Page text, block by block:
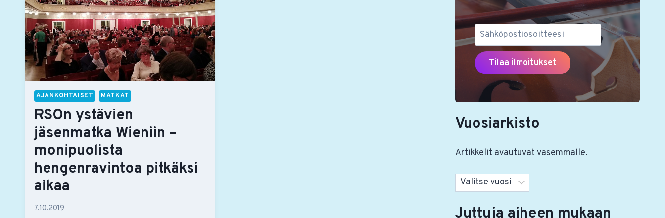
AJANKOHTAISET MATKAT
RSOn ystävien
jäsenmatka Wieniin –
monipuolista
hengenravintoa pitkäksi
aikaa
7.10.2019
Vuosiarkisto
Artikkelit avautuvat vasemmalle.
Arkistot
Juttuja aiheen mukaan